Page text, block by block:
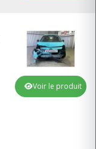
Voir le produit